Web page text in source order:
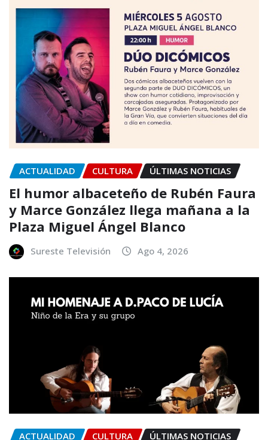
ACTUALIDAD CULTURA ÚLTIMAS NOTICIAS
El humor albaceteño de Rubén Faura
y Marce González llega mañana a la
Plaza Miguel Ángel Blanco
Sureste Televisión Ago 4, 2026
ACTUALIDAD CULTURA ÚLTIMAS NOTICIAS